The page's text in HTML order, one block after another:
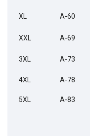
XL A-60
XXL A-69
3XL A-73
4XL A-78
5XL A-83